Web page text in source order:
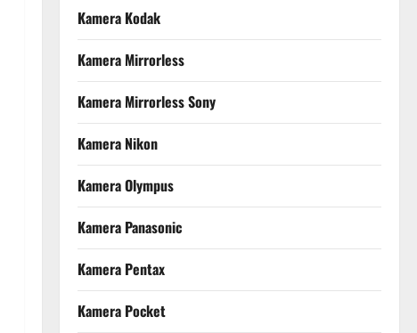
Kamera Kodak
Kamera Mirrorless
Kamera Mirrorless Sony
Kamera Nikon
Kamera Olympus
Kamera Panasonic
Kamera Pentax
Kamera Pocket